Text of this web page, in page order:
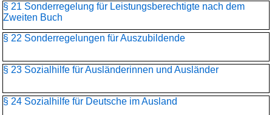
§ 21 Sonderregelung für Leistungsberechtigte nach dem
Zweiten Buch
§ 22 Sonderregelungen für Auszubildende
§ 23 Sozialhilfe für Ausländerinnen und Ausländer
§ 24 Sozialhilfe für Deutsche im Ausland